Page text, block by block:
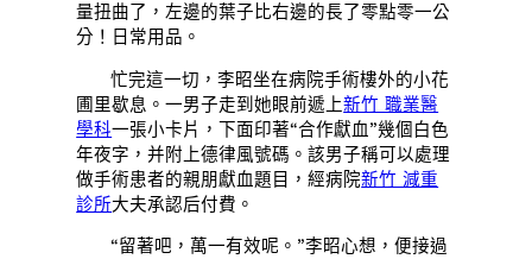
量扭曲了，左邊的葉子比右邊的長了零點零一公
分！日常用品。
忙完這一切，李昭坐在病院手術樓外的小花
圃里歇息。一男子走到她眼前遞上新竹 職業醫
學科一張小卡片，下面印著“合作獻血”幾個白色
年夜字，并附上德律風號碼。該男子稱可以處理
做手術患者的親朋獻血題目，經病院新竹 減重
診所大夫承認后付費。
“留著吧，萬一有效呢。”李昭心想，便接過